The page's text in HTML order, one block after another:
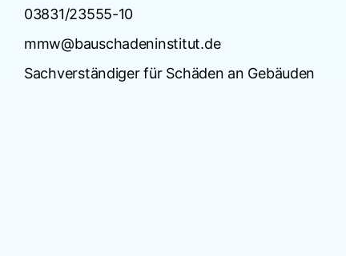
03831/23555-10
mmw@bauschadeninstitut.de
Sachverständiger für Schäden an Gebäuden